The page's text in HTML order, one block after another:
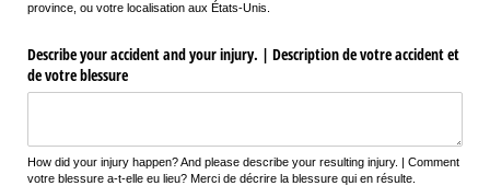
province, ou votre localisation aux États-Unis.
Describe your accident and your injury. | Description de votre accident et
de votre blessure
How did your injury happen? And please describe your resulting injury. | Comment
votre blessure a-t-elle eu lieu? Merci de décrire la blessure qui en résulte.